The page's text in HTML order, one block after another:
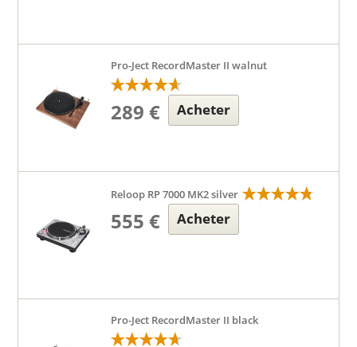
Pro-Ject RecordMaster II walnut
289 € Acheter
Reloop RP 7000 MK2 silver
555 € Acheter
Pro-Ject RecordMaster II black